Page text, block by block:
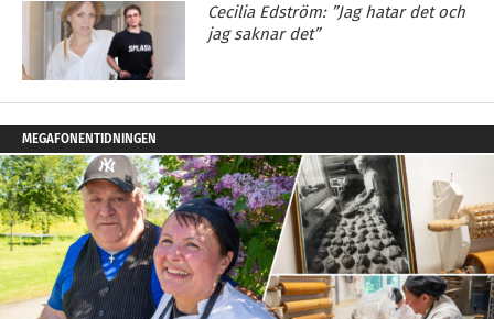
Cecilia Edström: ”Jag hatar det och
jag saknar det”
MEGAFONENTIDNINGEN